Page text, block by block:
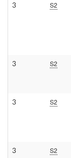
3 S2
3 S2
3 S2
3 S2